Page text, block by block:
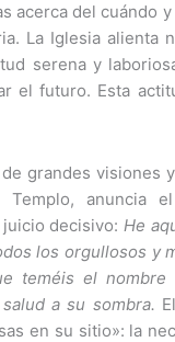
acerca del cuándo
La Iglesia alienta
serena y
el futuro. Esta
grandes visiones
Templo, anuncia
decisivo: He
los orgullosos y
teméis el
a su sombra.
en su sitio»: la